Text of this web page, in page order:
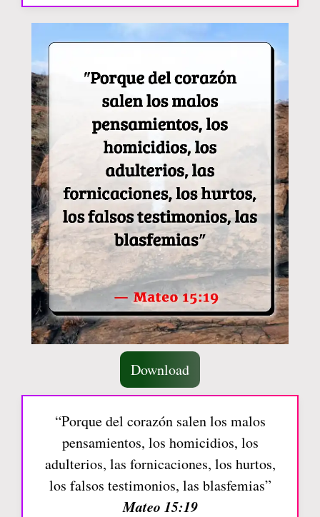
Download
“Porque del corazón salen los malos
pensamientos, los homicidios, los
adulterios, las fornicaciones, los hurtos,
los falsos testimonios, las blasfemias”
Mateo 15:19